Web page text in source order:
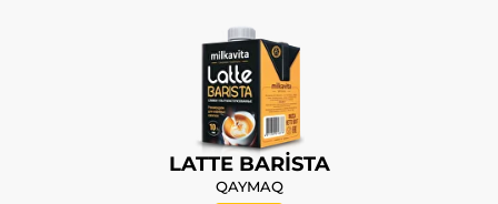
LATTE BARİSTA
QAYMAQ